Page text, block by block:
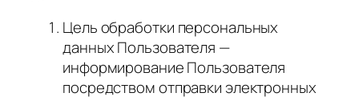
Цель обработки персональных
данных Пользователя —
информирование Пользователя
посредством отправки электронных